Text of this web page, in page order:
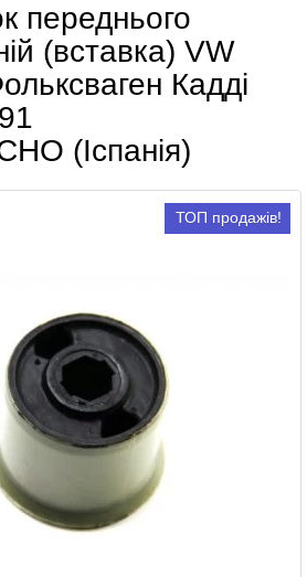
переднього
(вставка) VW
Кадді
(Іспанія)
ТОП продажів!